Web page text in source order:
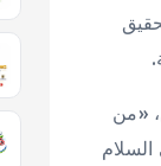
«لتحقيق
«من